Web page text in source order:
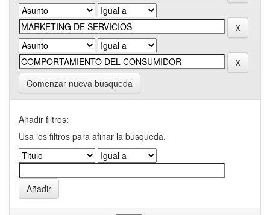
Comenzar nueva busqueda
Añadir filtros:
Usa los filtros para afinar la busqueda.